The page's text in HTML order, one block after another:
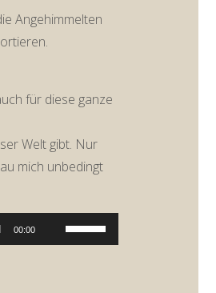
Angehimmelten
für diese ganze
Welt gibt. Nur
mich unbedingt
00:00
Pfeiltasten
Hoch/Runter